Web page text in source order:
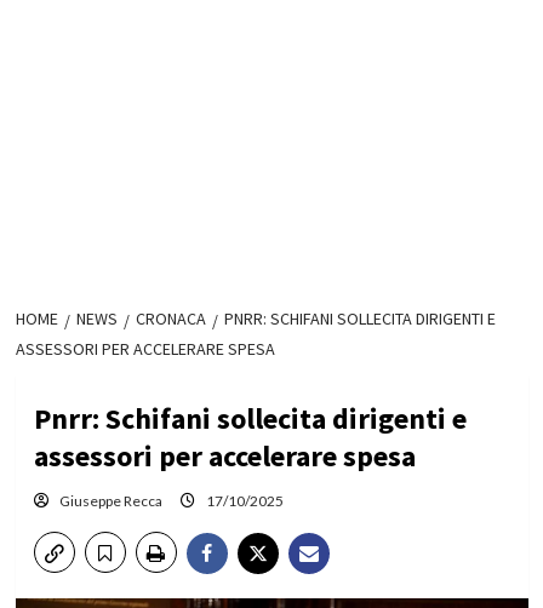
HOME NEWS CRONACA
PNRR: SCHIFANI SOLLECITA DIRIGENTI E
ASSESSORI PER ACCELERARE SPESA
Pnrr: Schifani sollecita dirigenti e
assessori per accelerare spesa
Giuseppe Recca 17/10/2025